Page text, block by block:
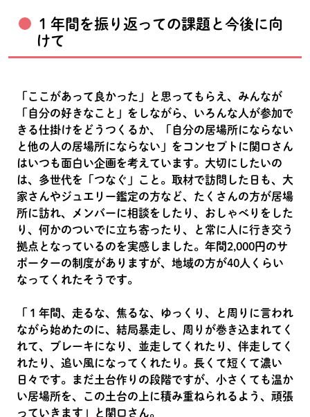
１年間を振り返っての課題と今後に向
けて
「ここがあって良かった」と思ってもらえ、みんなが
「自分の好きなこと」をしながら、いろんな人が参加で
きる仕掛けをどうつくるか、「自分の居場所にならない
と他の人の居場所にならない」をコンセプトに関口さん
はいつも面白い企画を考えています。大切にしたいの
は、多世代を「つなぐ」こと。取材で訪問した日も、大
家さんやジュエリー鑑定の方など、たくさんの方が居場
所に訪れ、メンバーに相談をしたり、おしゃべりをした
り、何かのついでに立ち寄ったり、と常に人に行き交う
拠点となっているのを実感しました。年間2,000円のサ
ポーターの制度がありますが、地域の方が40人くらい
なってくれたそうです。
「１年間、走るな、焦るな、ゆっくり、と周りに言われ
ながら始めたのに、結局暴走し、周りが巻き込まれてく
れて、ブレーキになり、並走してくれたり、伴走してく
れたり、追い風になってくれたり。長くて短くて濃い
日々です。まだ土台作りの段階ですが、小さくても温か
い居場所を、この土台の上に積み重ねられるよう、頑張
っていきます」と関口さん。